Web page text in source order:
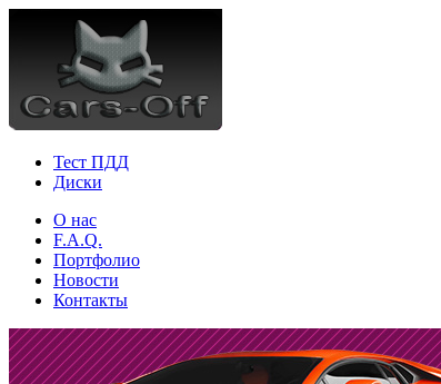
Тест ПДД
Диски
О нас
F.A.Q.
Портфолио
Новости
Контакты